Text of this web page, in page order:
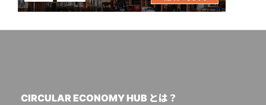
CIRCULAR ECONOMY HUB とは？